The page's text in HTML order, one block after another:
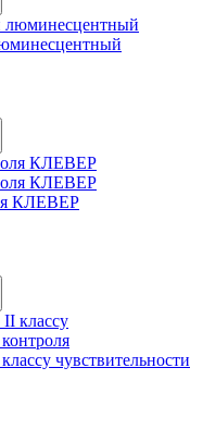
КЛЕВЕР
чувствительности